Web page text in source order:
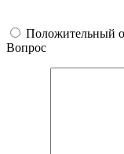
Положительный
Вопрос